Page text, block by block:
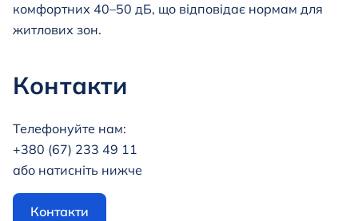
комфортних 40–50 дБ, що відповідає нормам для
житлових зон.
Контакти
Телефонуйте нам:
+380 (67) 233 49 11
або натисніть нижче
Контакти